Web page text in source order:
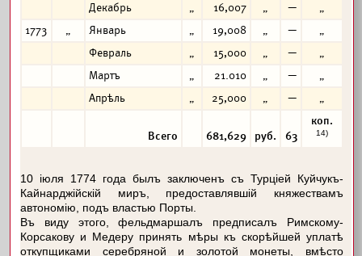
Декабрь
„ 16,007 „ —
„
1773
„ Январь „ 19,008 „ —
„
Февраль
„ 15,000 „ —
„
Мартъ
„ 21.010 „ —
„
Апрѣль
„ 25,000 „ — „
Всего 681,629 руб. 63
коп.
14)
10 іюля 1774 года былъ заключенъ съ Турціей Куйчукъ-
Кайнарджійскій миръ, предоставлявшій княжествамъ
автономію, подъ властью Порты.
Въ виду этого, фельдмаршалъ предписалъ Римскому-
Корсакову и Медеру принять мѣры къ скорѣйшей уплатѣ
откупщиками серебряной и золотой монеты, вмѣсто